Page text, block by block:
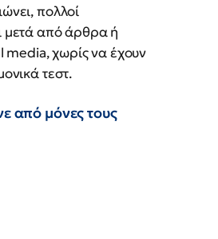
πολλοί
μετά από άρθρα ή
media, χωρίς να έχουν
τεστ.
από μόνες τους